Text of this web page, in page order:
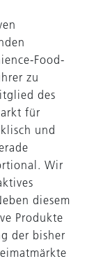
Food-
zu
des
für
und
Wir
diesem
Produkte
der bisher